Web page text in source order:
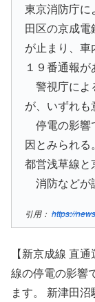
東京消防庁
田区の京成
が止まり、車
１９番通報が
警視庁によ
が、いずれも
停電の影響
因とみられ
都営浅草線と
消防などが
引用：https://
【新京成線 直
線の停電の影響
ます。 新津田